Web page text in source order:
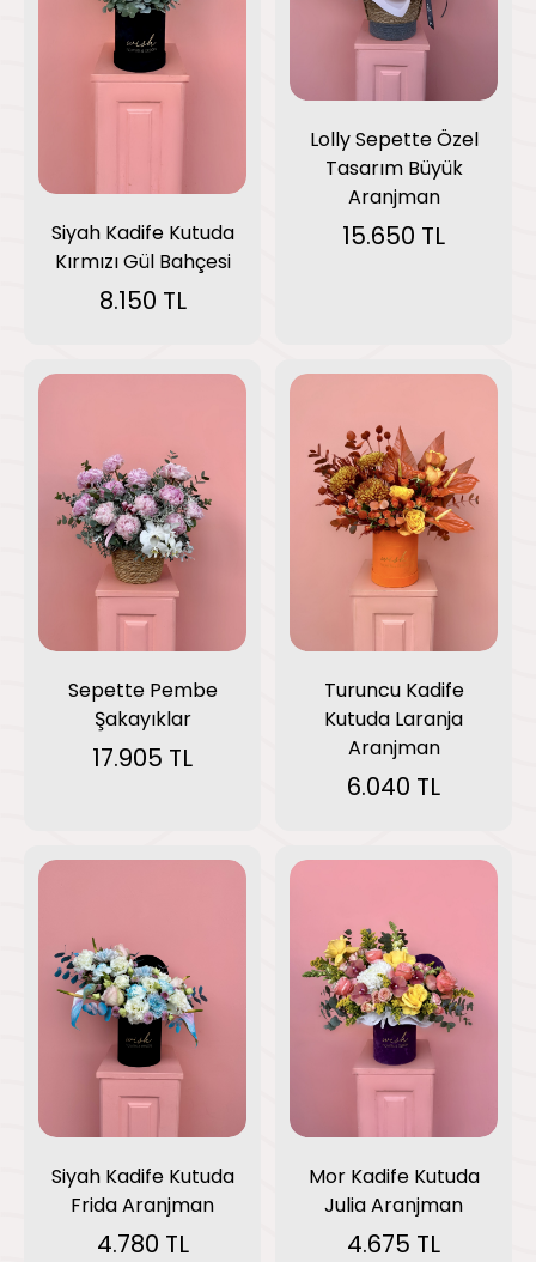
Siyah Kadife Kutuda
Kırmızı Gül Bahçesi
8.150 TL
Lolly Sepette Özel
Tasarım Büyük
Aranjman
15.650 TL
Sepette Pembe
Şakayıklar
17.905 TL
Turuncu Kadife
Kutuda Laranja
Aranjman
6.040 TL
Siyah Kadife Kutuda
Frida Aranjman
4.780 TL
Mor Kadife Kutuda
Julia Aranjman
4.675 TL